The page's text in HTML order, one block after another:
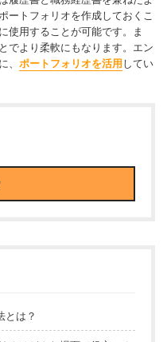
ートフォリオを作成しておくこ
使用することが可能です。ま
でより柔軟にもなります。エン
ポートフォリオを活用してい
とは？